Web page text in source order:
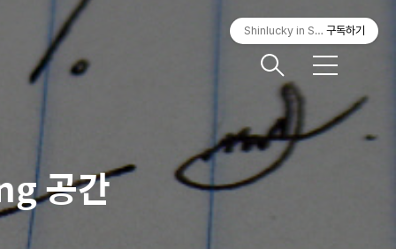
메
공간
Shinlucky in Seoul구독하기